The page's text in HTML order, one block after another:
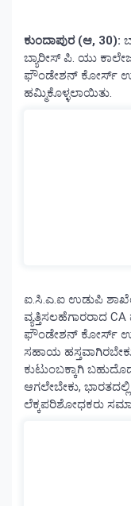
ಕುಂದಾಪುರ (ಆ, 30):
ಬ್ಯಾರೀಸ್ ಪಿ. ಯು
ಫೌಂಡೇಶನ್ ಕೋರ್ಸ್
ಹಮ್ಮಿಕೊಳ್ಳಲಾಯಿತು.
ಐ.ಸಿ.ಎ.ಐ ಉಡುಪಿ
ವ್ಯತ್ತಿಸಲಹೆಗಾರರಾದ
ಫೌಂಡೇಶನ್ ಕೋರ್ಸ್
ಸಹಾಯ
ಕುಟುಂಬಕ್ಕಾಗಿ
ಆಗಲೇಬೇಕು,
ಲೆಕ್ಕಪರಿಶೋಧಕರು